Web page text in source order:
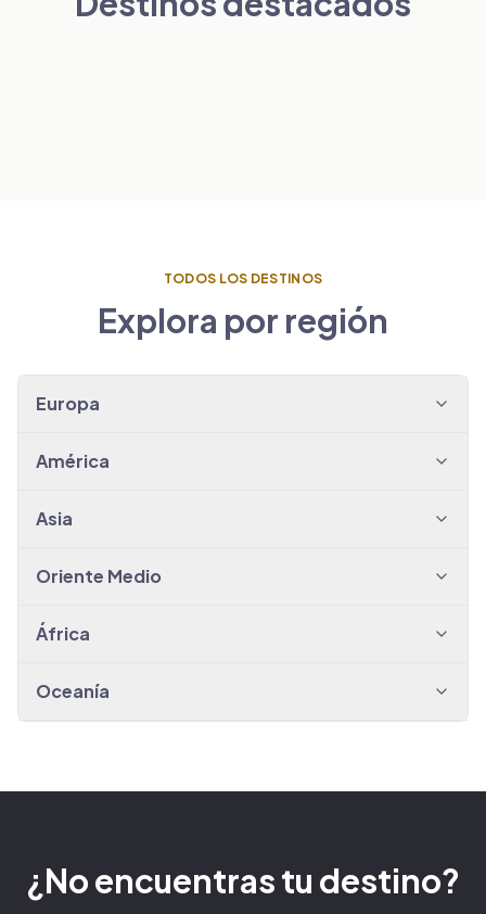
París
PAÍSES BAJOS
TODOS LOS DESTINOS
Explora por región
Europa
América
Asia
Oriente Medio
África
Oceanía
¿No encuentras tu destino?